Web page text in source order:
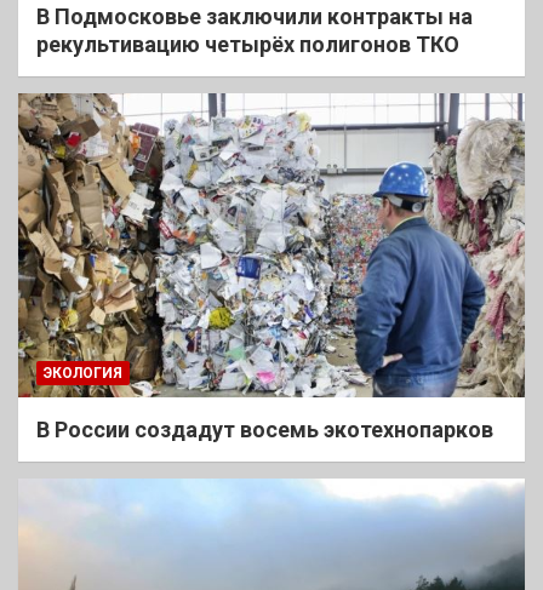
В Подмосковье заключили контракты на
рекультивацию четырёх полигонов ТКО
ЭКОЛОГИЯ
В России создадут восемь экотехнопарков